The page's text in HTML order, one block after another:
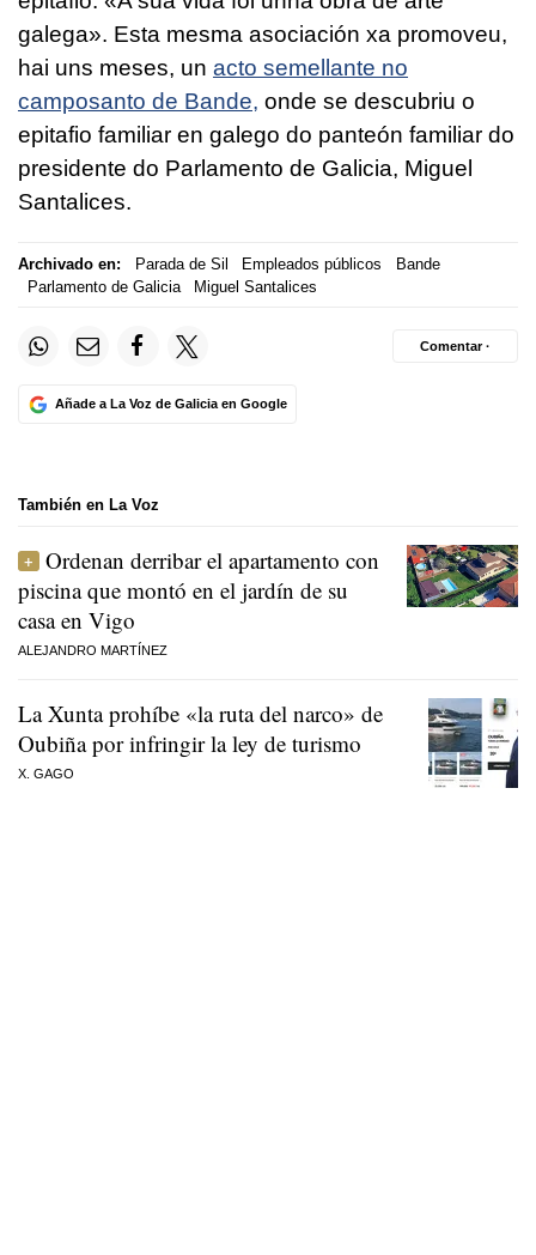
galega». Esta mesma asociación xa promoveu,
hai uns meses, un acto semellante no
camposanto de Bande, onde se descubriu o
epitafio familiar en galego do panteón familiar do
presidente do Parlamento de Galicia, Miguel
Santalices.
Archivado en: Parada de Sil Empleados públicos
Bande
Parlamento de Galicia
Miguel Santalices
Añade a La Voz de Galicia en Google
Comentar ·
También en La Voz
Ordenan derribar el apartamento con
piscina que montó en el jardín de su
casa en Vigo
ALEJANDRO MARTÍNEZ
La Xunta prohíbe «la ruta del narco» de
Oubiña por infringir la ley de turismo
X. GAGO